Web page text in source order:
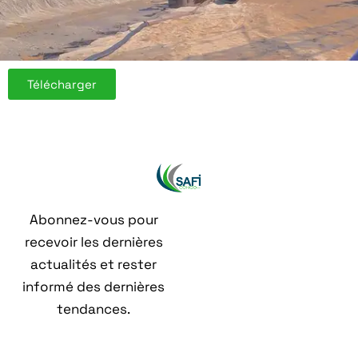
Télécharger
Abonnez-vous pour
recevoir les dernières
actualités et rester
informé des dernières
tendances.